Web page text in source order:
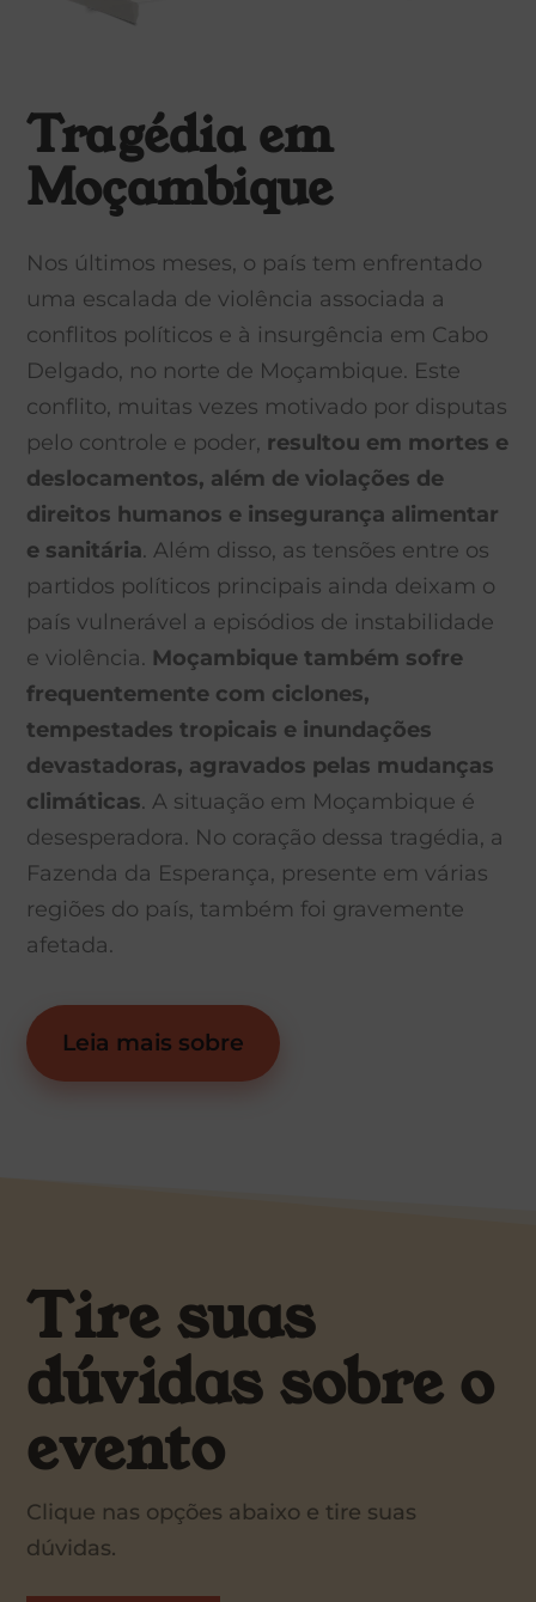
Tragédia em
Moçambique
Nos últimos meses, o país tem enfrentado
uma escalada de violência associada a
conflitos políticos e à insurgência em Cabo
Delgado, no norte de Moçambique. Este
conflito, muitas vezes motivado por disputas
pelo controle e poder, resultou em mortes e
deslocamentos, além de violações de
direitos humanos e insegurança alimentar
e sanitária. Além disso, as tensões entre os
partidos políticos principais ainda deixam o
país vulnerável a episódios de instabilidade
e violência. Moçambique também sofre
frequentemente com ciclones,
tempestades tropicais e inundações
devastadoras, agravados pelas mudanças
climáticas. A situação em Moçambique é
desesperadora. No coração dessa tragédia, a
Fazenda da Esperança, presente em várias
regiões do país, também foi gravemente
afetada.
Leia mais sobre
Tire suas
dúvidas sobre o
evento
Clique nas opções abaixo e tire suas
dúvidas.